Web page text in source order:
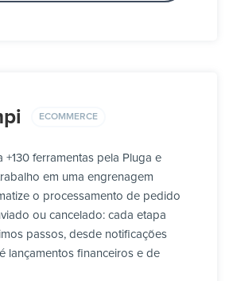
ECOMMERCE
+130 ferramentas pela Pluga e
em uma engrenagem
o processamento de pedido
ou cancelado: cada etapa
passos, desde notificações
lançamentos financeiros e de